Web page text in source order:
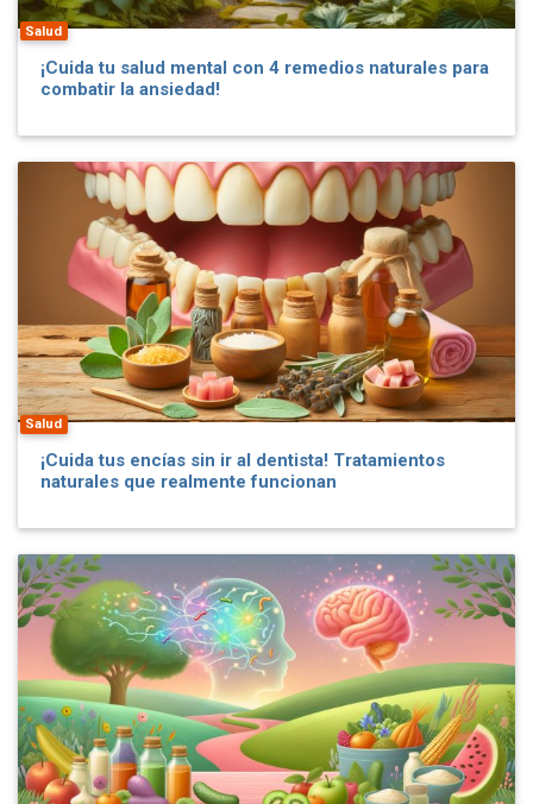
Salud
¡Cuida tu salud mental con 4 remedios naturales para
combatir la ansiedad!
Salud
¡Cuida tus encías sin ir al dentista! Tratamientos
naturales que realmente funcionan